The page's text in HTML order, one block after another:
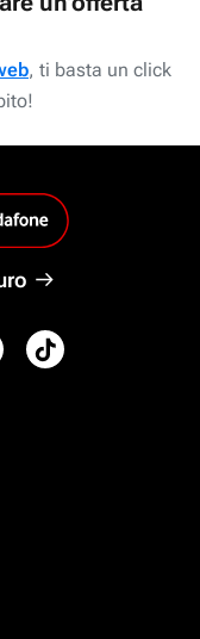
, ti basta un click